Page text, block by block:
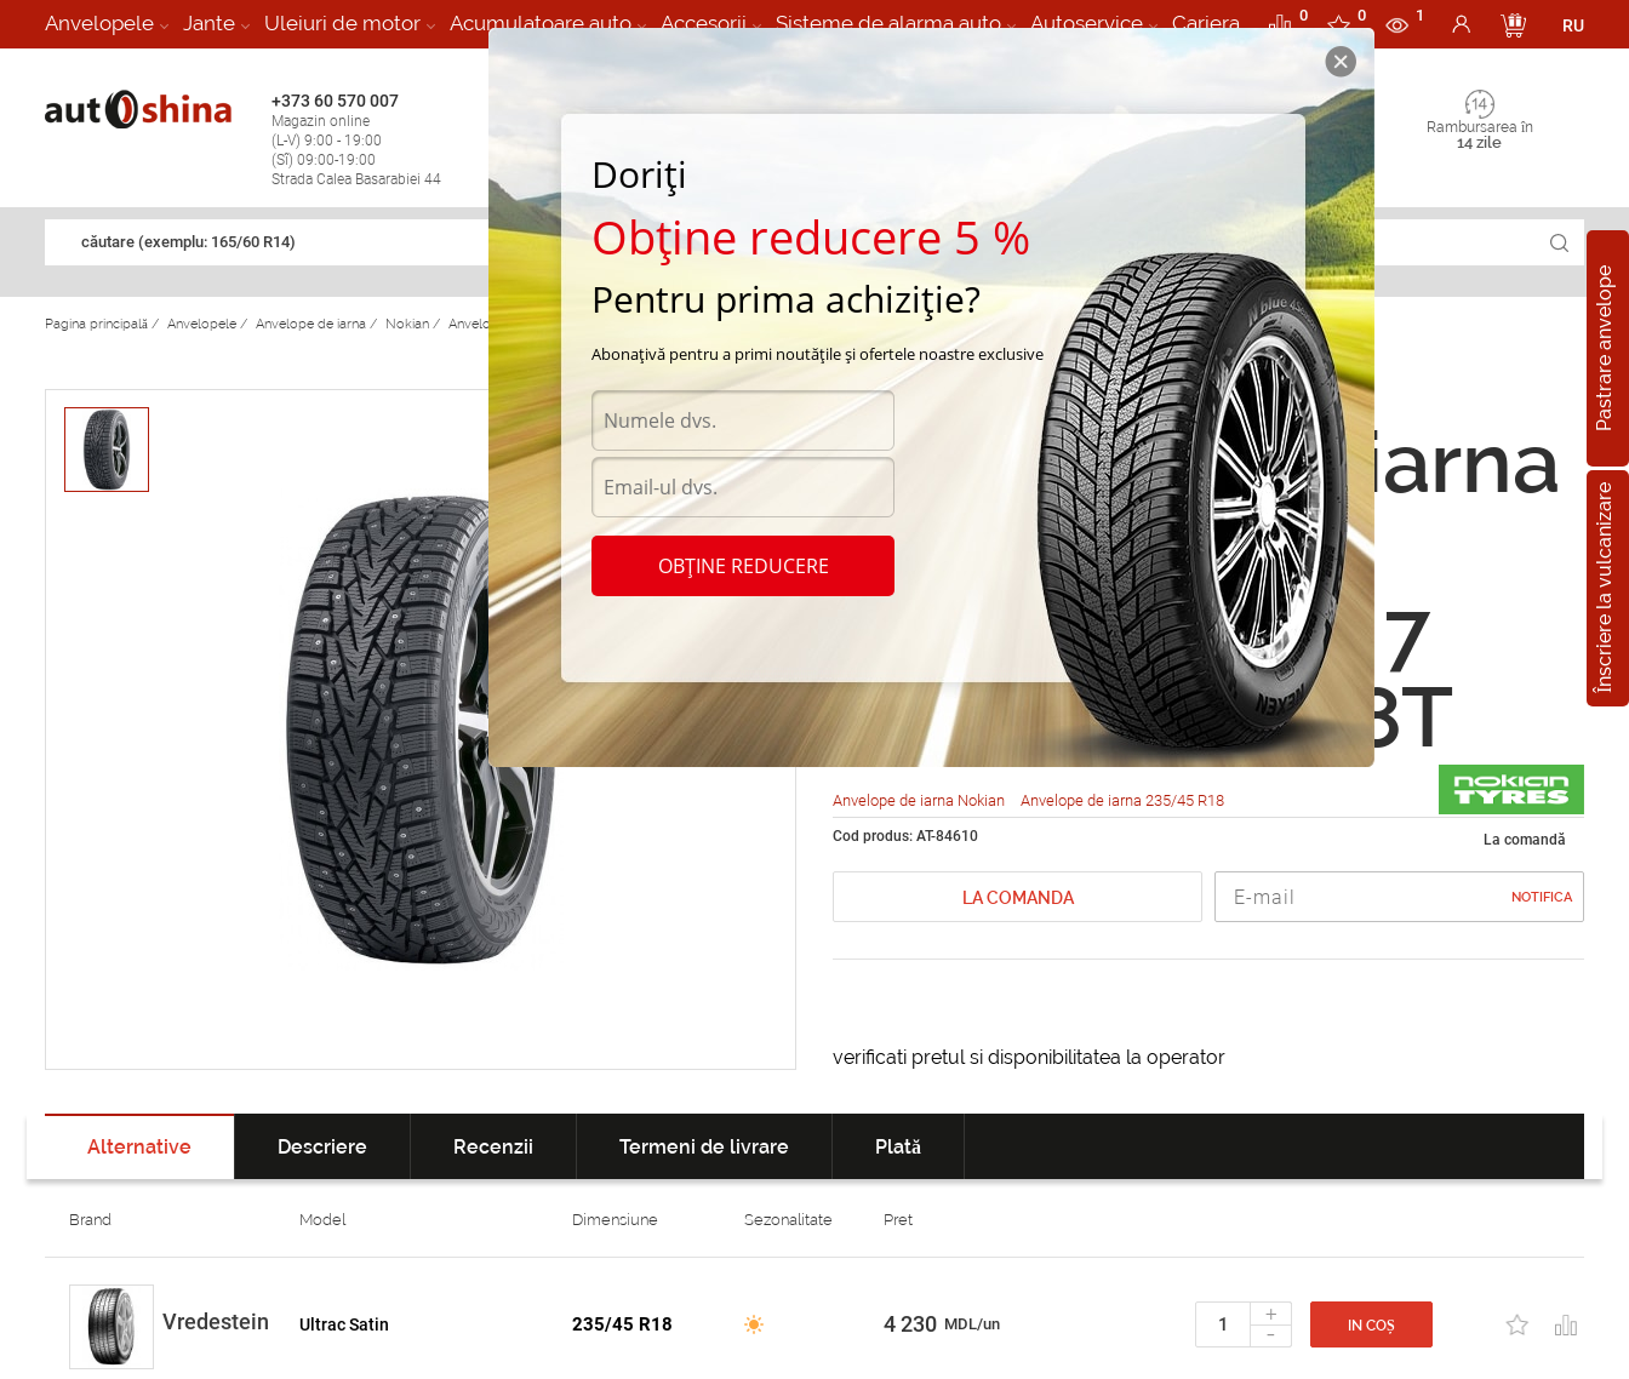
Anvelopele Jante Uleiuri de motor Acumulatoare auto Accesorii Sisteme de alarma auto Autoservice Cariera 0 0 1
RU
+373 60 570 007
Magazin online
(L-V) 9:00 - 19:00
(Sî) 09:00-19:00
Strada Calea Basarabiei 44
Vulcanizare Mobila 24/7 non
Rambursarea în
14 zile
căutare (exemplu: 165/60 R14)
Pastrare anvelope
Înscriere la vulcanizare
Pagina principală / Anvelopele / Anvelope de iarna / Nokian / Anvelope de iarna Nokian Hakkapeliitta 7/ Nokian Hakkapeliitta 7 235/45 R18 98T
Anvelope de iarna
Nokian
Hakkapeliitta 7
235/45 R18 98T
Anvelope de iarna Nokian Anvelope de iarna 235/45 R18
Cod produs: AT-84610 La comandă
LA COMANDA NOTIFICA
verificati pretul si disponibilitatea la operator
Alternative Descriere Recenzii Termeni de livrare Plată
Brand Model Dimensiune Sezonalitate Pret
Vredestein Ultrac Satin 235/45 R18 4 230 MDL/un +
- IN COȘ
Doriți
Obține reducere 5 %
Pentru prima achiziție?
Abonațivă pentru a primi noutățile și ofertele noastre exclusive
OBȚINE REDUCERE